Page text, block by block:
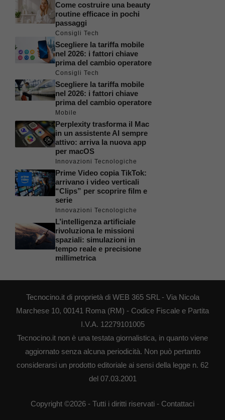
Come costruire una beauty
routine efficace in pochi
passaggi
Consigli Tech
Scegliere la tariffa mobile
nel 2026: i fattori chiave
prima del cambio operatore
Consigli Tech
Scegliere la tariffa mobile
nel 2026: i fattori chiave
prima del cambio operatore
Mobile
Perplexity trasforma il Mac
in un assistente AI sempre
attivo: arriva la nuova app
per macOS
Innovazioni Tecnologiche
Prime Video copia TikTok:
arrivano i video verticali
“Clips” per scoprire film e
serie
Innovazioni Tecnologiche
L’intelligenza artificiale
rivoluziona le missioni
spaziali: simulazioni in
tempo reale e precisione
millimetrica
Tecnocino.it di proprietà di WEB 365 SRL - Via Nicola
Marchese 10, 00141 Roma (RM) - Codice Fiscale e Partita
I.V.A. 12279101005
Tecnocino.it non è una testata giornalistica, in quanto viene
aggiornato senza alcuna periodicità. Non può pertanto
considerarsi un prodotto editoriale ai sensi della legge n. 62
del 07.03.2001
Copyright ©2026 - Tutti i diritti riservati - Contattaci